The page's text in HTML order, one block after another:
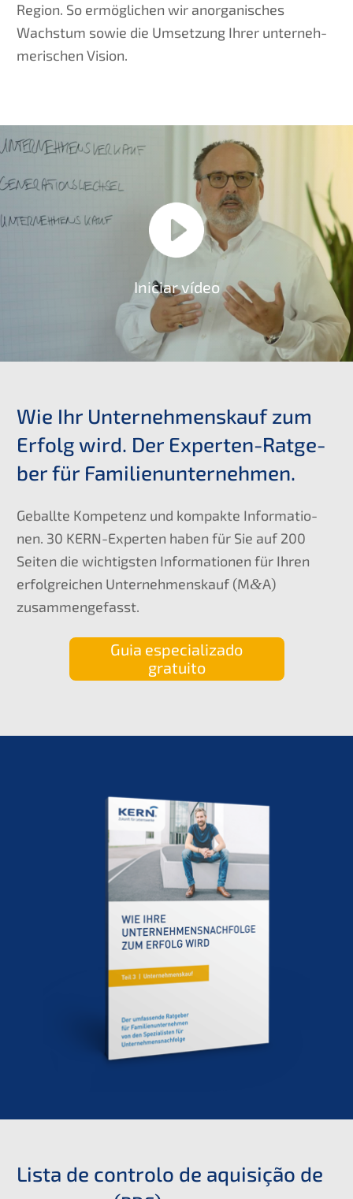
Region. So ermög­li­chen wir anorga­ni­sches
Wachs­tum sowie die Umset­zung Ihrer unter­neh­
me­ri­schen Vision.
Inici­ar vídeo
Wie Ihr Unter­nehmens­kauf zum
Erfolg wird. Der Exper­ten-Ratge­
ber für Familienunternehmen.
Geball­te Kompe­tenz und kompak­te Infor­ma­tio­
nen. 30 KERN-Exper­ten haben für Sie auf 200
Seiten die wichtigs­ten Infor­ma­tio­nen für Ihren
erfolg­rei­chen Unter­nehmens­kauf (M&A)
zusammengefasst.
Guia especia­liz­ado
gratuito
Lista de contro­lo de aquisi­ção de